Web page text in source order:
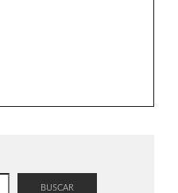
BUSCAR